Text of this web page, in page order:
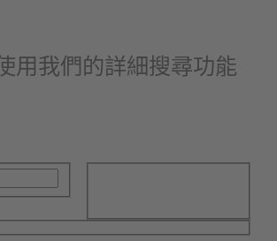
用我們的詳細搜尋功能